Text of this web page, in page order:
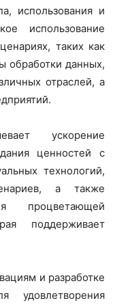
использования и
использование
таких как
обработки данных,
отраслей, а
ускорение
ценностей с
технологий,
а также
процветающей
поддерживает
и разработке
удовлетворения